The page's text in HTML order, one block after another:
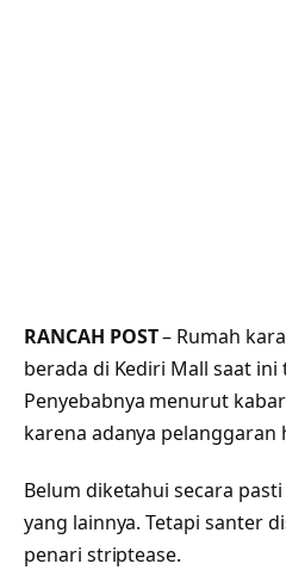
RANCAH POST– Rumah
berada di Kediri Mall saat ini
Penyebabnya menurut
karena adanya pelanggaran
Belum diketahui secara
yang lainnya. Tetapi santer
penari striptease.